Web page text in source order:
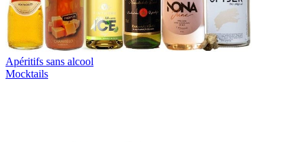
Apéritifs sans alcool
Mocktails